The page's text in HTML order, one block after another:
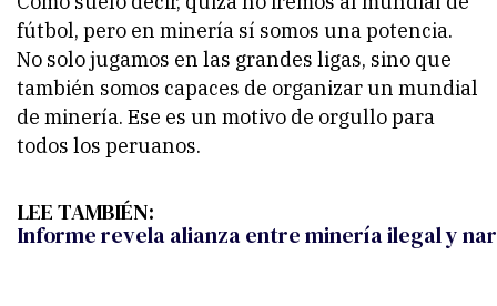
fútbol, pero en minería sí somos una potencia.
No solo jugamos en las grandes ligas, sino que
también somos capaces de organizar un mundial
de minería. Ese es un motivo de orgullo para
todos los peruanos.
LEE TAMBIÉN:
Informe revela alianza entre minería ilegal y